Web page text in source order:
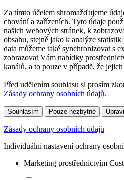
Za tímto účelem shromažďujeme
chování a zařízeních. Tyto údaje
našich webových stránek, k
obsahu, stejně jako k analýze
data můžeme také synchronizovat s
zobrazovat Vám nabídky
kanálů, a to pouze v případě, že
Před udělením souhlasu si prosím
Zásady ochrany osobních údajů.
Souhlasím Pouze nezbytné
Zásady ochrany osobních údajů
Individuální nastavení ochrany
Marketing prostřednictvím